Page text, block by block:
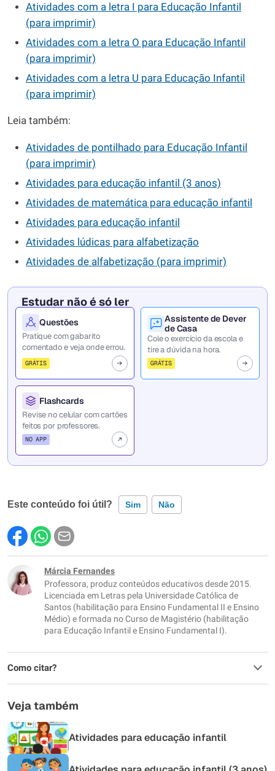
Atividades com a letra I para Educação Infantil
(para imprimir)
Atividades com a letra O para Educação Infantil
(para imprimir)
Atividades com a letra U para Educação Infantil
(para imprimir)
Leia também:
Atividades de pontilhado para Educação Infantil
(para imprimir)
Atividades para educação infantil (3 anos)
Atividades de matemática para educação infantil
Atividades para educação infantil
Atividades lúdicas para alfabetização
Atividades de alfabetização (para imprimir)
Estudar não é só ler
Questões
Pratique com gabarito
comentado e veja onde errou.
GRÁTIS
Assistente de Dever
de Casa
Cole o exercício da escola e
tire a dúvida na hora.
GRÁTIS
Flashcards
Revise no celular com cartões
feitos por professores.
NO APP
Este conteúdo foi útil? Sim Não
Este conteúdo contém informação incorreta
Este conteúdo não tem a informação que procuro
Outro
Márcia Fernandes
Professora, produz conteúdos educativos desde 2015.
Licenciada em Letras pela Universidade Católica de
Santos (habilitação para Ensino Fundamental II e Ensino
Médio) e formada no Curso de Magistério (habilitação
para Educação Infantil e Ensino Fundamental I).
Como citar?
Veja também
Atividades para educação infantil